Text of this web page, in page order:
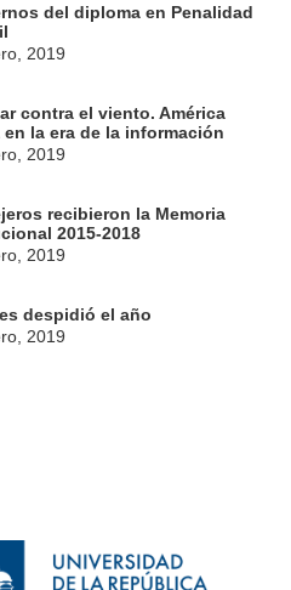
del diploma en Penalidad
2019
contra el viento. América
en la era de la información
2019
recibieron la Memoria
2015-2018
2019
despidió el año
2019